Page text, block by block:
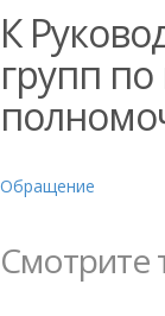
К
групп
Обращение
Смотрите